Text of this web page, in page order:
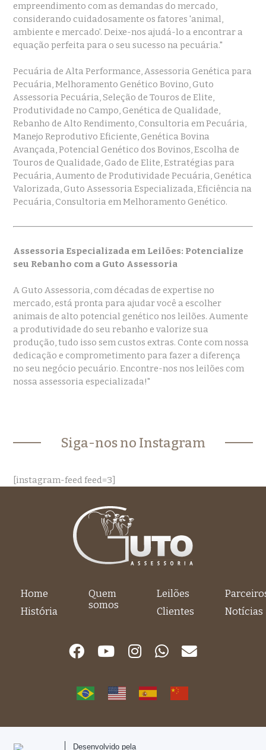
empreendimento com as demandas do mercado,
considerando cuidadosamente os fatores 'animal,
ambiente e mercado'. Deixe-nos ajudá-lo a encontrar a
equação perfeita para o seu sucesso na pecuária."
Pecuária de Alta Performance, Assessoria Genética para
Pecuária, Melhoramento Genético Bovino, Guto
Assessoria Pecuária, Seleção de Touros de Elite,
Produtividade no Campo, Genética de Qualidade,
Rebanho de Alto Rendimento, Consultoria em Pecuária,
Manejo Reprodutivo Eficiente, Genética Bovina
Avançada, Potencial Genético dos Bovinos, Escolha de
Touros de Qualidade, Gado de Elite, Estratégias para
Pecuária, Aumento de Produtividade Pecuária, Genética
Valorizada, Guto Assessoria Especializada, Eficiência na
Pecuária, Consultoria em Melhoramento Genético.
Assessoria Especializada em Leilões: Potencialize
seu Rebanho com a Guto Assessoria
A Guto Assessoria, com décadas de expertise no
mercado, está pronta para ajudar você a escolher
animais de alto potencial genético nos leilões. Aumente
a produtividade do seu rebanho e valorize sua
produção, tudo isso sem custos extras. Conte com nossa
dedicação e comprometimento para fazer a diferença
no seu negócio pecuário. Encontre-nos nos leilões com
nossa assessoria especializada!"
Siga-nos no Instagram
[instagram-feed feed=3]
Home
História
Quem
somos
Leilões
Clientes
Notícias
Desenvolvido pela